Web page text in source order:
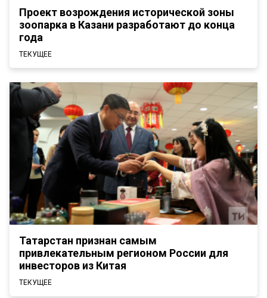
Проект возрождения исторической зоны
зоопарка в Казани разработают до конца
года
ТЕКУЩЕЕ
Татарстан признан самым
привлекательным регионом России для
инвесторов из Китая
ТЕКУЩЕЕ